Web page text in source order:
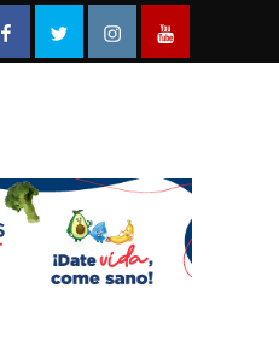
FacebookTwitterInstagramYouTube